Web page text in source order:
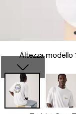
Altezza modello